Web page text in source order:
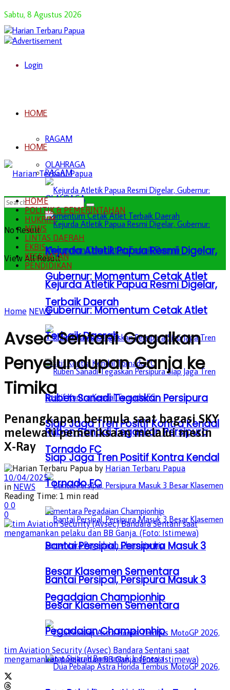
Sabtu, 8 Agustus 2026
Login
HOME
RAGAM
OLAHRAGA
Kejurda Atletik Papua Resmi Digelar,
Gubernur: Momentum Cetak Atlet
Terbaik Daerah
Ruben Sanadi Tegaskan Persipura
Siap Jaga Tren Positif Kontra Kendal
Tornado FC
Bantai Persipal, Persipura Masuk 3
Besar Klasemen Sementara
Pegadaian Championhip
HOME
RAGAM
OLAHRAGA
Kejurda Atletik Papua Resmi Digelar,
Gubernur: Momentum Cetak Atlet
Terbaik Daerah
Ruben Sanadi Tegaskan Persipura
Siap Jaga Tren Positif Kontra Kendal
Tornado FC
Bantai Persipal, Persipura Masuk 3
Besar Klasemen Sementara
Pegadaian Championhip
No Result
View All Result
HOME
POLITIK & PEMERINTAHAN
HUKRIM
NEWS
LINTAS DAERAH
EKBIS
KESEHATAN
PENDIDIKAN
Home NEWS
Avsec Sentani Gagalkan
Penyelundupan Ganja ke
Timika
Penangkapan bermula saat bagasi SKY
melewati pemeriksaan melalui mesin
X-Ray
by Harian Terbaru Papua
10/04/2025
in NEWS
Reading Time: 1 min read
0 0
0
tim Aviation Security (Avsec) Bandara Sentani saat
mengamankan pelaku dan BB Ganja. (Foto: Istimewa)